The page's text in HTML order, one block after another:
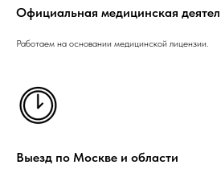
Официальная медицинская
Работаем на основании медицинской лицензии.
Выезд по Москве и области